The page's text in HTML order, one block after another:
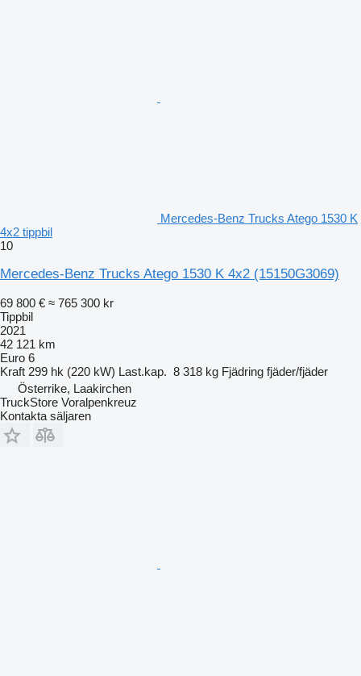
Mercedes-Benz Trucks Atego 1530 K
4x2 tippbil
10
Mercedes-Benz Trucks Atego 1530 K 4x2 (15150G3069)
69 800 € ≈ 765 300 kr
Tippbil
2021
42 121 km
Euro 6
Kraft 299 hk (220 kW) Last.kap. 8 318 kg Fjädring fjäder/fjäder
Österrike, Laakirchen
TruckStore Voralpenkreuz
Kontakta säljaren